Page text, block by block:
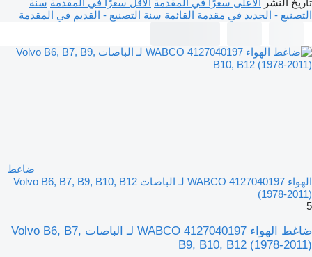
تاريخ النشر الأعلى سعرًا في المقدمة الأقل سعرًا في المقدمة سنة
التصنيع - الجديد في مقدمة القائمة سنة التصنيع - القديم في المقدمة
ضاغط
الهواء WABCO 4127040197 لـ الباصات Volvo B6, B7, B9, B10, B12
(1978-2011)
5
ضاغط الهواء WABCO 4127040197 لـ الباصات Volvo B6, B7,
B9, B10, B12 (1978-2011)